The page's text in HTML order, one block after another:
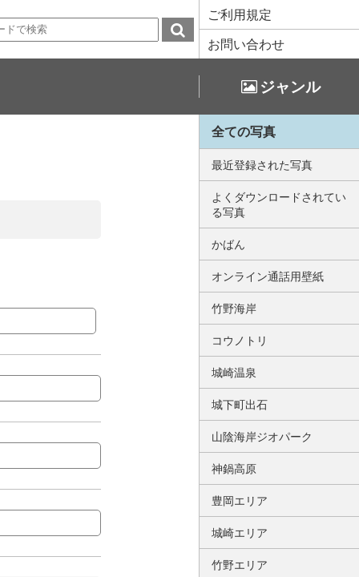
ご利用規定
お問い合わせ
ジャンル
全ての写真
最近登録された写真
よくダウンロードされてい
る写真
かばん
オンライン通話用壁紙
竹野海岸
コウノトリ
城崎温泉
城下町出石
山陰海岸ジオパーク
神鍋高原
豊岡エリア
城崎エリア
竹野エリア